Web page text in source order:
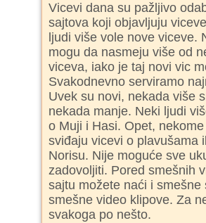
Vicevi dana su pažljivo
sajtova koji objavljuju
ljudi više vole nove viceve.
mogu da nasmeju više od
viceva, iako je taj novi vic
Svakodnevno serviramo
Uvek su novi, nekada više
nekada manje. Neki ljudi
o Muji i Hasi. Opet,
sviđaju vicevi o plavušama
Norisu. Nije moguće sve
zadovoljiti. Pored smešnih
sajtu možete naći i smešne
smešne video klipove. Za
svakoga po nešto.